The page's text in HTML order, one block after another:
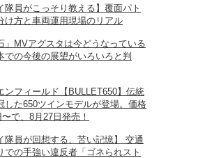
隊員がこっそり教える】覆面パト
け方と車両運用現場のリアル
」MVアグスタは今どうなっている
の今後の展望がいろいろと判
ンフィールド【BULLET650】伝統
した650ツインモデルが登場。価格
で、8月27日発売！
隊員が回想する、苦い記憶】 交通
での手強い違反者「ゴネられスト